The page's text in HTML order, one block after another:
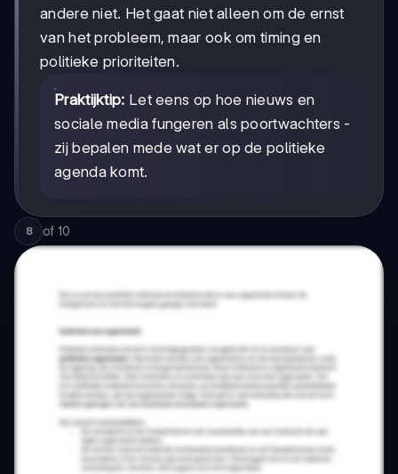
andere niet. Het gaat niet alleen om de ernst
van het probleem, maar ook om timing en
politieke prioriteiten.
Praktijktip: Let eens op hoe nieuws en
sociale media fungeren als poortwachters -
zij bepalen mede wat er op de politieke
agenda komt.
8 of 10